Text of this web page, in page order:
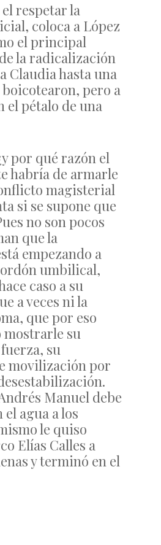
respetar la
coloca a López
el principal
la radicalización
Claudia hasta una
pero a
el pétalo de una
por qué razón el
habría de armarle
magisterial
si se supone que
no son pocos
que la
empezando a
umbilical,
caso a su
a veces ni la
que por eso
mostrarle su
su
movilización por
Manuel debe
agua a los
le quiso
Elías Calles a
y terminó en el